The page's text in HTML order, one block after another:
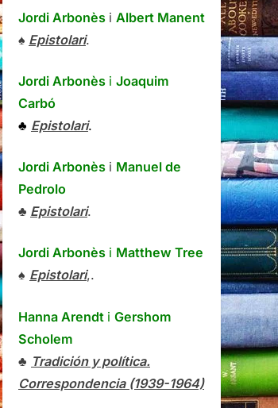
Jordi Arbonès i Albert Manent
♠ Epistolari.
Jordi Arbonès i Joaquim
Carbó
♣ Epistolari.
Jordi Arbonès i Manuel de
Pedrolo
♣ Epistolari.
Jordi Arbonès i Matthew Tree
♠ Epistolari,.
Hanna Arendt i Gershom
Scholem
♣ Tradición y política.
Correspondencia (1939-1964)